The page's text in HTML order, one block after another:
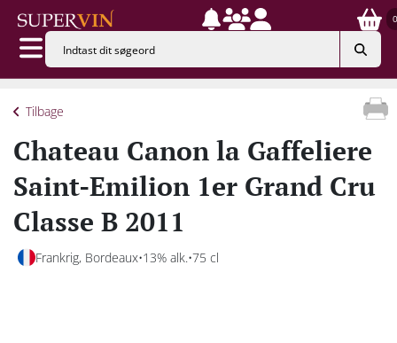
0
Tilbage
Chateau Canon la Gaffeliere
Saint-Emilion 1er Grand Cru
Classe B 2011
Frankrig, Bordeaux 13% alk. 75 cl